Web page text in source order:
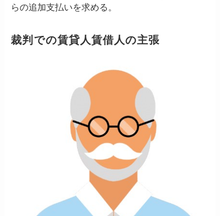
らの追加支払いを求める。
裁判での賃貸人賃借人の主張